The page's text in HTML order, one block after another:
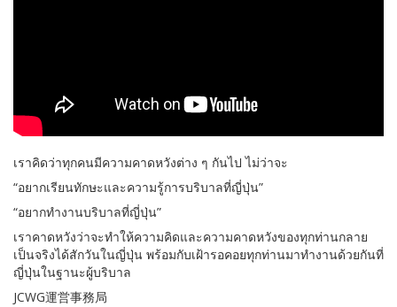
เราคิดว่าทุกคนมีความคาดหวังต่าง ๆ กันไป ไม่ว่าจะ
“อยากเรียนทักษะและความรู้การบริบาลที่ญี่ปุ่น”
“อยากทำงานบริบาลที่ญี่ปุ่น”
เราคาดหวังว่าจะทำให้ความคิดและความคาดหวังของทุกท่านกลาย
เป็นจริงได้สักวันในญี่ปุ่น พร้อมกับเฝ้ารอคอยทุกท่านมาทำงานด้วยกันที่
ญี่ปุ่นในฐานะผู้บริบาล
JCWG運営事務局